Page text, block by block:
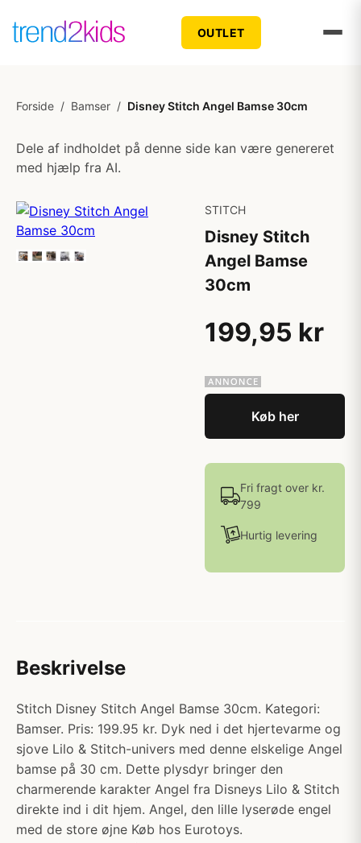
OUTLET
Forside / Bamser / Disney Stitch Angel Bamse 30cm
Dele af indholdet på denne side kan være genereret
med hjælp fra AI.
STITCH
Disney Stitch
Angel Bamse
30cm
199,95 kr
Køb her
Fri fragt over kr.
799
Hurtig levering
Beskrivelse
Stitch Disney Stitch Angel Bamse 30cm. Kategori:
Bamser. Pris: 199.95 kr. Dyk ned i det hjertevarme og
sjove Lilo & Stitch-univers med denne elskelige Angel
bamse på 30 cm. Dette plysdyr bringer den
charmerende karakter Angel fra Disneys Lilo & Stitch
direkte ind i dit hjem. Angel, den lille lyserøde engel
med de store øjne Køb hos Eurotoys.